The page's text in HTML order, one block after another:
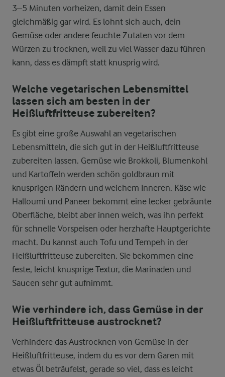
3–5 Minuten vorheizen, damit dein Essen
gleichmäßig gar wird. Es lohnt sich auch, dein
Gemüse oder andere feuchte Zutaten vor dem
Würzen zu trocknen, weil zu viel Wasser dazu führen
kann, dass es dämpft statt knusprig wird.
Welche vegetarischen Lebensmittel
lassen sich am besten in der
Heißluftfritteuse zubereiten?
Es gibt eine große Auswahl an vegetarischen
Lebensmitteln, die sich gut in der Heißluftfritteuse
zubereiten lassen. Gemüse wie Brokkoli, Blumenkohl
und Kartoffeln werden schön goldbraun mit
knusprigen Rändern und weichem Inneren. Käse wie
Halloumi und Paneer bekommt eine lecker gebräunte
Oberfläche, bleibt aber innen weich, was ihn perfekt
für schnelle Vorspeisen oder herzhafte Hauptgerichte
macht. Du kannst auch Tofu und Tempeh in der
Heißluftfritteuse zubereiten. Sie bekommen eine
feste, leicht knusprige Textur, die Marinaden und
Saucen sehr gut aufnimmt.
Wie verhindere ich, dass Gemüse in der
Heißluftfritteuse austrocknet?
Verhindere das Austrocknen von Gemüse in der
Heißluftfritteuse, indem du es vor dem Garen mit
etwas Öl beträufelst, gerade so viel, dass es leicht